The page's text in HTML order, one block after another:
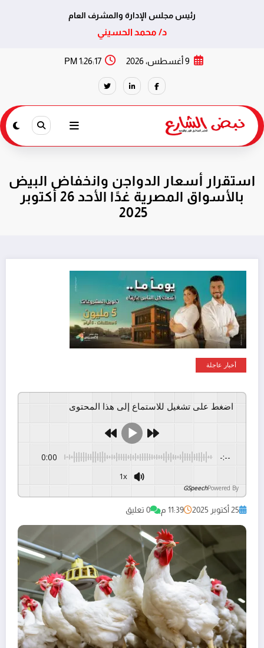
رئيس مجلس الإدارة والمشرف العام
د/ محمد الحسيني
9 أغسطس، 2026 1:26:18 PM
استقرار أسعار الدواجن وانخفاض البيض
بالأسواق المصرية غدًا الأحد 26 أكتوبر
2025
أخبار عاجلة
اضغط على تشغيل للاستماع إلى هذا المحتوى
0:00 -:--
1x
Powered By
GSpeech
25 أكتوبر 2025 11:39 م 0 تعليق